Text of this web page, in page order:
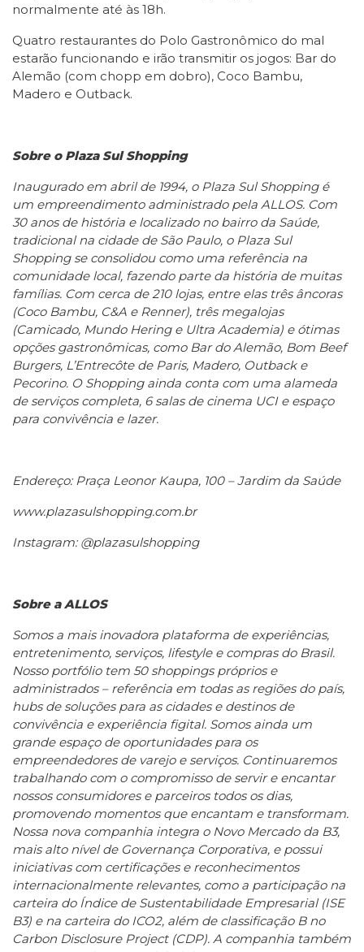
normalmente até às 18h.
Quatro restaurantes do Polo Gastronômico do mal
estarão funcionando e irão transmitir os jogos: Bar do
Alemão (com chopp em dobro), Coco Bambu,
Madero e Outback.
Sobre o Plaza Sul Shopping
Inaugurado em abril de 1994, o Plaza Sul Shopping é
um empreendimento administrado pela ALLOS. Com
30 anos de história e localizado no bairro da Saúde,
tradicional na cidade de São Paulo, o Plaza Sul
Shopping se consolidou como uma referência na
comunidade local, fazendo parte da história de muitas
famílias. Com cerca de 210 lojas, entre elas três âncoras
(Coco Bambu, C&A e Renner), três megalojas
(Camicado, Mundo Hering e Ultra Academia) e ótimas
opções gastronômicas, como Bar do Alemão, Bom Beef
Burgers, L’Entrecôte de Paris, Madero, Outback e
Pecorino. O Shopping ainda conta com uma alameda
de serviços completa, 6 salas de cinema UCI e espaço
para convivência e lazer.
Endereço: Praça Leonor Kaupa, 100 – Jardim da Saúde
www.plazasulshopping.com.br
Instagram: @plazasulshopping
Sobre a ALLOS
Somos a mais inovadora plataforma de experiências,
entretenimento, serviços, lifestyle e compras do Brasil.
Nosso portfólio tem 50 shoppings próprios e
administrados – referência em todas as regiões do país,
hubs de soluções para as cidades e destinos de
convivência e experiência figital. Somos ainda um
grande espaço de oportunidades para os
empreendedores de varejo e serviços. Continuaremos
trabalhando com o compromisso de servir e encantar
nossos consumidores e parceiros todos os dias,
promovendo momentos que encantam e transformam.
Nossa nova companhia integra o Novo Mercado da B3,
mais alto nível de Governança Corporativa, e possui
iniciativas com certificações e reconhecimentos
internacionalmente relevantes, como a participação na
carteira do Índice de Sustentabilidade Empresarial (ISE
B3) e na carteira do ICO2, além de classificação B no
Carbon Disclosure Project (CDP). A companhia também